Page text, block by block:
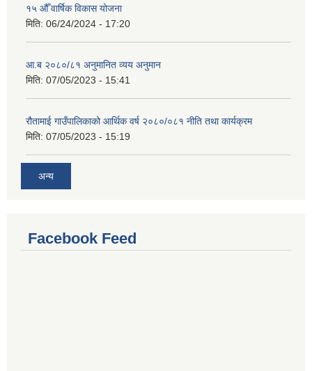
१५ औँ वार्षिक विकास योजना
मिति: 06/24/2024 - 17:20
आ.ब २०८०/८१ अनुमानित व्यय अनुमान
मिति: 07/05/2023 - 15:41
रौतामाई गाउँपालिकाको आर्थिक वर्ष २०८०/०८१ नीति तथा कार्यक्रम
मिति: 07/05/2023 - 15:19
अन्य
Facebook Feed